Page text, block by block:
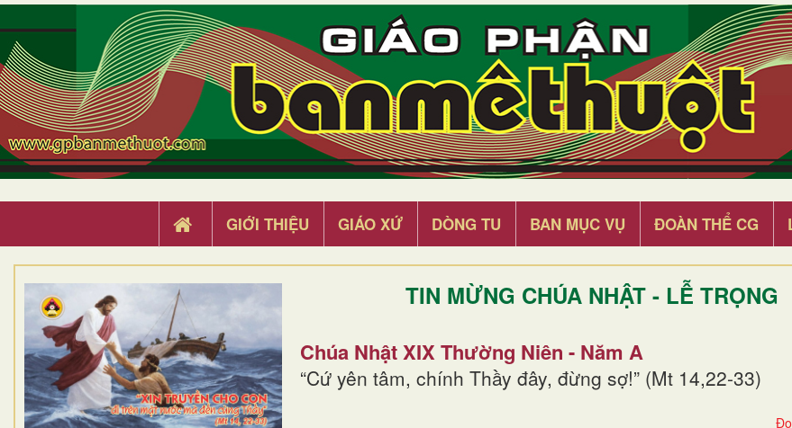
GIỚI THIỆU GIÁO XỨ DÒNG TU BAN MỤC VỤ ĐOÀN THỂ CG
TIN MỪNG CHÚA NHẬT - LỄ TRỌNG
Chúa Nhật XIX Thường Niên - Năm A
“Cứ yên tâm, chính Thầy đây, đừng sợ!” (Mt 14,22-33)